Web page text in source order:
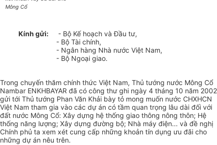
Mông Cổ
Kính gửi:
- Bộ Kế hoạch và Đầu tư,
- Bộ Tài chính,
- Ngân hàng Nhà nước Việt Nam,
- Bộ Ngoại giao.
Trong chuyến thăm chính thức Việt Nam, Thủ tướng nước Mông Cổ
Nambar ENKHBAYAR đã có công thư ghi ngày 4 tháng 10 năm 2002
gửi tới Thủ tướng Phan Văn Khải bày tỏ mong muốn nước CHXHCN
Việt Nam tham gia vào các dự án có tầm quan trọng lâu dài đối với
đất nước Mông Cổ: Xây dựng hệ thống giao thông nông thôn; Hệ
thống năng lượng; Xây dựng đường bộ; Nhà máy điện... và đề nghị
Chính phủ ta xem xét cung cấp những khoản tín dụng ưu đãi cho
những dự án nêu trên.